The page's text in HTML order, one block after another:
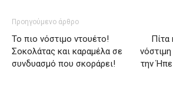
Προηγούμενο άρθρο
Το πιο νόστιμο ντουέτο!
Σοκολάτας και καραμέλα σε
συνδυασμό που σκοράρει!
Πίτα
την